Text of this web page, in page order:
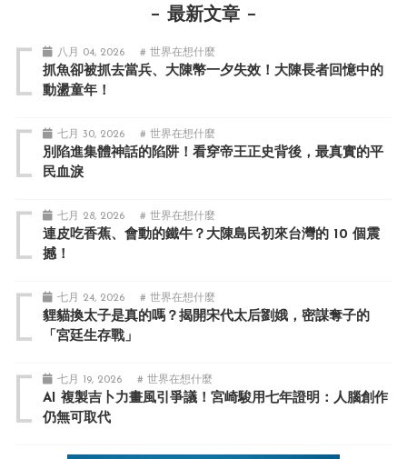
最新文章
八月 04, 2026 # 世界在想什麼
抓魚卻被抓去當兵、大陳幣一夕失效！大陳長者回憶中的
動盪童年！
七月 30, 2026 # 世界在想什麼
別陷進集體神話的陷阱！看穿帝王正史背後，最真實的平
民血淚
七月 28, 2026 # 世界在想什麼
連皮吃香蕉、會動的鐵牛？大陳島民初來台灣的 10 個震
撼！
七月 24, 2026 # 世界在想什麼
貍貓換太子是真的嗎？揭開宋代太后劉娥，密謀奪子的
「宮廷生存戰」
七月 19, 2026 # 世界在想什麼
AI 複製吉卜力畫風引爭議！宮崎駿用七年證明：人腦創作
仍無可取代